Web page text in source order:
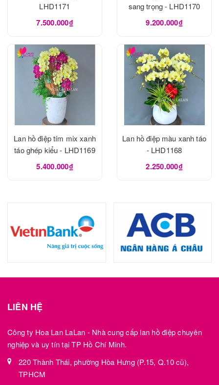
LHD1171
7.500.000₫
sang trọng - LHD1170
9.200.000₫
Lan hồ điệp tím mix xanh
táo ghép kiểu - LHD1169
5.400.000₫
Lan hồ điệp màu xanh táo
- LHD1168
2.250.000₫
LIÊN HỆ
Công ty Hoa Lan LaLan - Nhà cung cấp lan hồ điệp chuyên
nghiệp và uy tín tại TP Hồ Chí Minh.
220 Thành Thái, phường Hòa Hưng (P.15, Q.10 cũ),
TPHCM